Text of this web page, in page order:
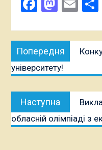
Facebook
Навігація
записів
Попередня
університету!
Наступна
обласній олімпіаді з